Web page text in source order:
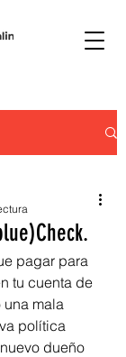
pagar para
tu cuenta de
una mala
política
dueño